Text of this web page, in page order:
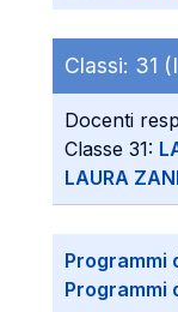
Classi: 31
Docenti
Classe 31:
LAURA
Programmi
Programmi